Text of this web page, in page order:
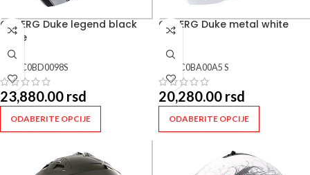
CABERG Duke legend black
white
C0BD0098S
23,880.00 rsd
ODABERITE OPCIJE
CABERG Duke metal white
C0BA00A5 S
20,280.00 rsd
ODABERITE OPCIJE